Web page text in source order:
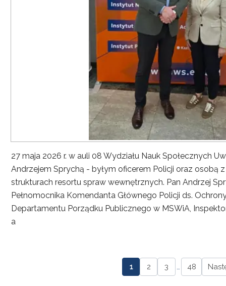
27 maja 2026 r. w auli 08 Wydziału Nauk Społecznych
Andrzejem Sprychą - byłym oficerem Policji oraz osobą
strukturach resortu spraw wewnętrznych. Pan Andrzej
Pełnomocnika Komendanta Głównego Policji ds.
Departamentu Porządku Publicznego w MSWiA,
a
1 2 3 … 48